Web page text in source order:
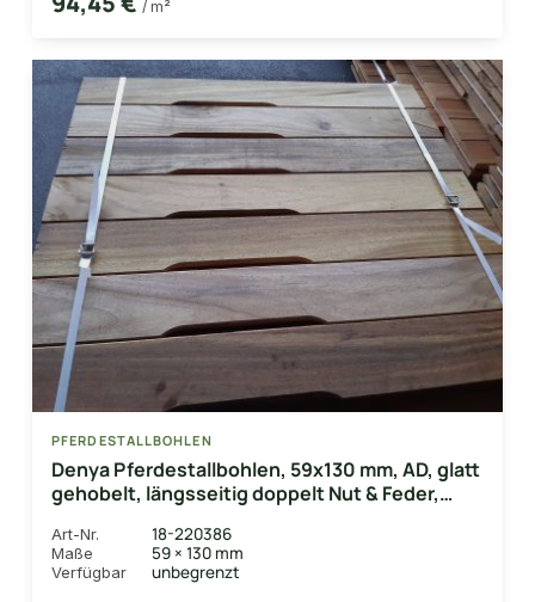
/ m²
PFERDESTALLBOHLEN
Denya Pferdestallbohlen, 59x130 mm, AD, glatt
gehobelt, längsseitig doppelt Nut & Feder,
Art-Nr. 18-220386
Maße 59 × 130 mm
Verfügbar unbegrenzt